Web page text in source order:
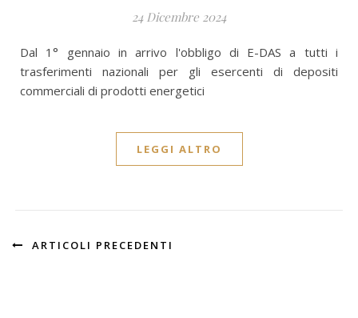
24 Dicembre 2024
Dal 1° gennaio in arrivo l'obbligo di E-DAS a tutti i
trasferimenti nazionali per gli esercenti di depositi
commerciali di prodotti energetici
LEGGI ALTRO
ARTICOLI PRECEDENTI